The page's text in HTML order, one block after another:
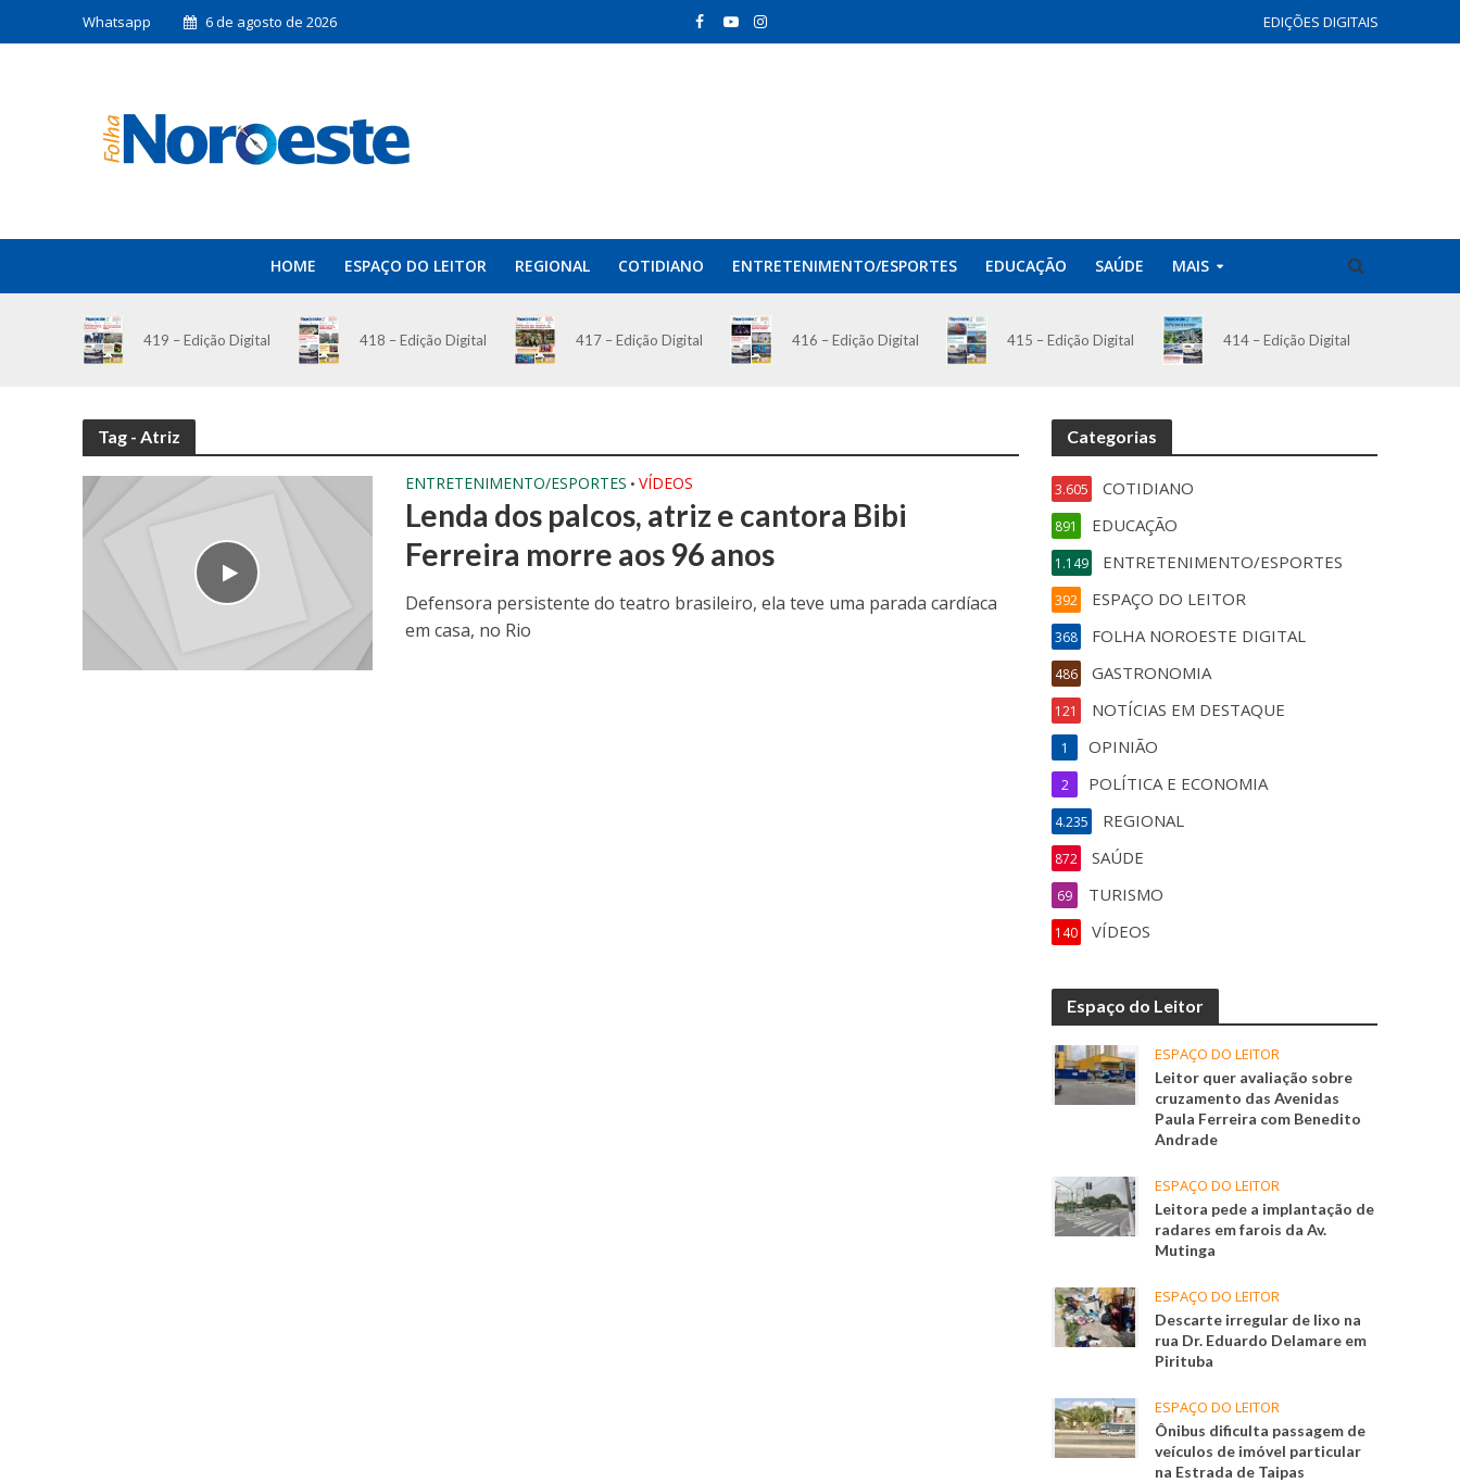
Whatsapp 6 de agosto de 2026 EDIÇÕES DIGITAIS
HOME ESPAÇO DO LEITOR REGIONAL COTIDIANO ENTRETENIMENTO/ESPORTES EDUCAÇÃO SAÚDE MAIS
419 – Edição Digital 418 – Edição Digital 417 – Edição Digital 416 – Edição Digital 415 – Edição Digital 414 – Edição Digital
Tag - Atriz
ENTRETENIMENTO/ESPORTES • VÍDEOS
Lenda dos palcos, atriz e cantora Bibi
Ferreira morre aos 96 anos
Defensora persistente do teatro brasileiro, ela teve uma parada cardíaca
em casa, no Rio
Categorias
COTIDIANO
3.605
EDUCAÇÃO
891
ENTRETENIMENTO/ESPORTES
1.149
ESPAÇO DO LEITOR
392
FOLHA NOROESTE DIGITAL
368
GASTRONOMIA
486
NOTÍCIAS EM DESTAQUE
121
OPINIÃO
1
POLÍTICA E ECONOMIA
2
REGIONAL
4.235
SAÚDE
872
TURISMO
69
VÍDEOS
140
Espaço do Leitor
ESPAÇO DO LEITOR
Leitor quer avaliação sobre
cruzamento das Avenidas
Paula Ferreira com Benedito
Andrade
ESPAÇO DO LEITOR
Leitora pede a implantação de
radares em farois da Av.
Mutinga
ESPAÇO DO LEITOR
Descarte irregular de lixo na
rua Dr. Eduardo Delamare em
Pirituba
ESPAÇO DO LEITOR
Ônibus dificulta passagem de
veículos de imóvel particular
na Estrada de Taipas